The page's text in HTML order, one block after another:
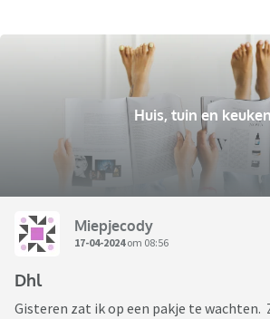
Huis, tuin en keuken
Miepjecody
17-04-2024om 08:56
Dhl
Gisteren zat ik op een pakje te wachten.